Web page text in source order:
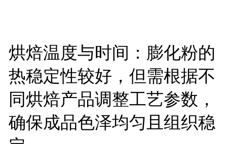
烘焙温度与时间：膨化粉的
热稳定性较好，但需根据不
同烘焙产品调整工艺参数，
确保成品色泽均匀且组织稳